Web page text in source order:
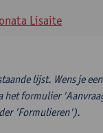
Lisaite
lijst. Wens je
het formulier
'Formulieren').